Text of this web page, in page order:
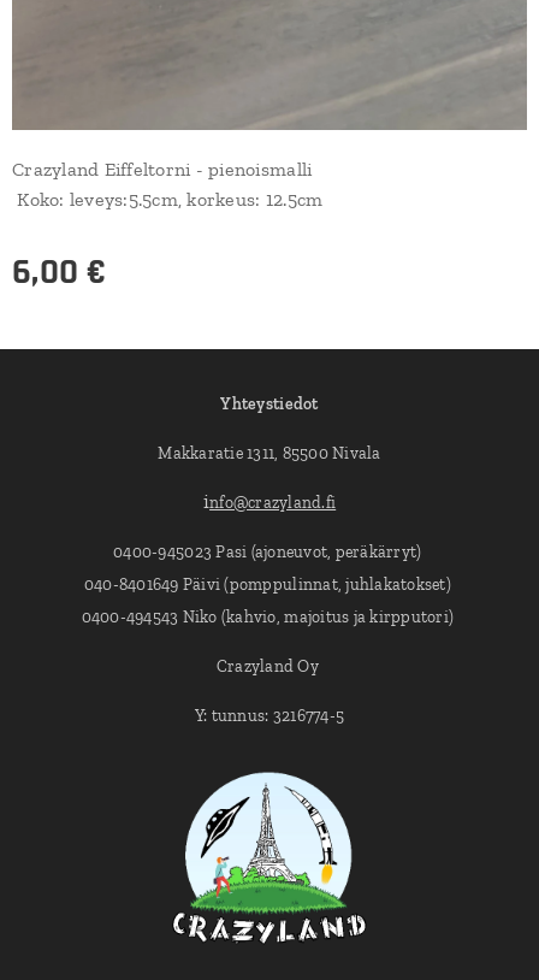
Crazyland Eiffeltorni - pienoismalli
Koko: leveys:5.5cm, korkeus: 12.5cm
6,00 €
Yhteystiedot
Makkaratie 1311, 85500 Nivala
info@crazyland.fi
0400-945023 Pasi (ajoneuvot, peräkärryt)
040-8401649 Päivi (pomppulinnat, juhlakatokset)
0400-494543 Niko (kahvio, majoitus ja kirpputori)
Crazyland Oy
Y: tunnus: 3216774-5